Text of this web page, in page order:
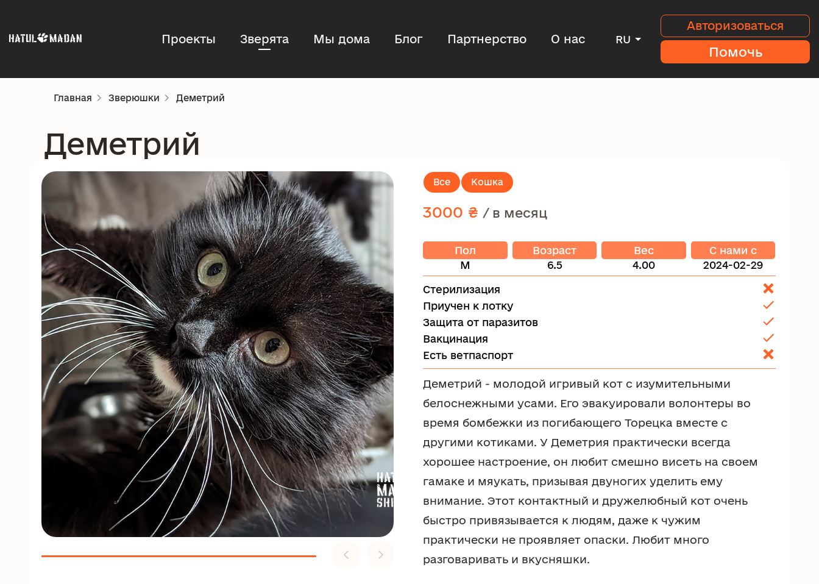
Проекты Зверята Мы дома Блог Партнерство О нас RU
Авторизоваться
Помочь
Главная Зверюшки Деметрий
Деметрий
Все Кошка
3000 ₴/ в месяц
Пол
М
Возраст
6.5
Вес
4.00
C нами с
2024-02-29
Стерилизация
Приучен к лотку
Защита от паразитов
Вакцинация
Есть ветпаспорт
Деметрий - молодой игривый кот с изумительными
белоснежными усами. Его эвакуировали волонтеры во
время бомбежки из погибающего Торецка вместе с
другими котиками. У Деметрия практически всегда
хорошее настроение, он любит смешно висеть на своем
гамаке и мяукать, призывая двуногих уделить ему
внимание. Этот контактный и дружелюбный кот очень
быстро привязывается к людям, даже к чужим
практически не проявляет опаски. Любит много
разговаривать и вкусняшки.